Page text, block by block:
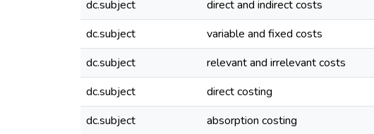
dc.subject
direct and indirect costs
dc.subject
variable and fixed costs
dc.subject
relevant and irrelevant costs
dc.subject
direct costing
dc.subject
absorption costing